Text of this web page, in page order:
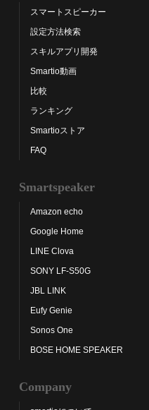
スマートスピーカー
設定方法検索
スキルアプリ開発
Smartio動画
比較
ランキング
Smartioストア
FAQ
Smartspeaker
Amazon echo
Google Home
LINE Clova
SONY LF-S50G
JBL LINK
Eufy Genie
Sonos One
BOSE HOME SPEAKER
Company